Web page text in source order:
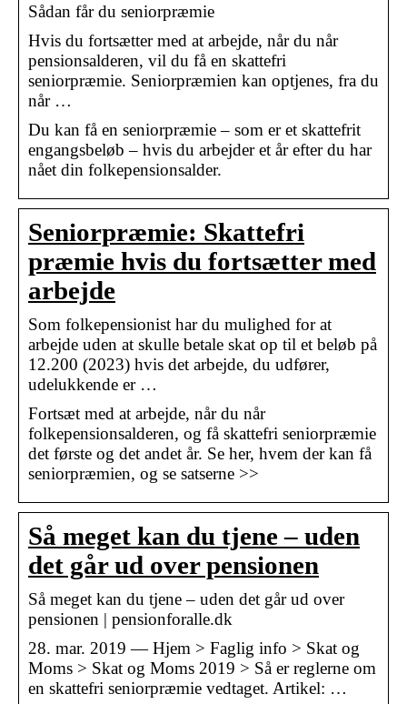
Sådan får du seniorpræmie
Hvis du fortsætter med at arbejde, når du når
pensionsalderen, vil du få en skattefri
seniorpræmie. Seniorpræmien kan optjenes, fra du
når …
Du kan få en seniorpræmie – som er et skattefrit
engangsbeløb – hvis du arbejder et år efter du har
nået din folkepensionsalder.
Seniorpræmie: Skattefri
præmie hvis du fortsætter med
arbejde
Som folkepensionist har du mulighed for at
arbejde uden at skulle betale skat op til et beløb på
12.200 (2023) hvis det arbejde, du udfører,
udelukkende er …
Fortsæt med at arbejde, når du når
folkepensionsalderen, og få skattefri seniorpræmie
det første og det andet år. Se her, hvem der kan få
seniorpræmien, og se satserne >>
Så meget kan du tjene – uden
det går ud over pensionen
Så meget kan du tjene – uden det går ud over
pensionen | pensionforalle.dk
28. mar. 2019 — Hjem > Faglig info > Skat og
Moms > Skat og Moms 2019 > Så er reglerne om
en skattefri seniorpræmie vedtaget. Artikel: …